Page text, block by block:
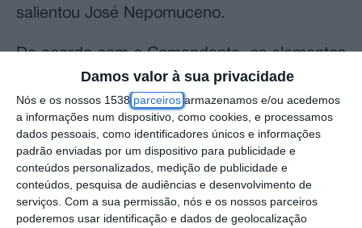
Damos valor à sua privacidade
Nós e os nossos 1538 parceiros armazenamos e/ou acedemos
a informações num dispositivo, como cookies, e processamos
dados pessoais, como identificadores únicos e informações
padrão enviadas por um dispositivo para publicidade e
conteúdos personalizados, medição de publicidade e
conteúdos, pesquisa de audiências e desenvolvimento de
serviços. Com a sua permissão, nós e os nossos parceiros
poderemos usar identificação e dados de geolocalização
salientou José Nepomuceno.
De acordo com o Comandante, os elementos
que sofreram ferimentos, por exaustão e
inalação de fumos, uma bombeira de
Samora Correia, que foi transportada ao
Hospital de Vila Franca de Xira e outro que
foi assistido no local, são feridos leves.
Um popular que apoiava os bombeiros